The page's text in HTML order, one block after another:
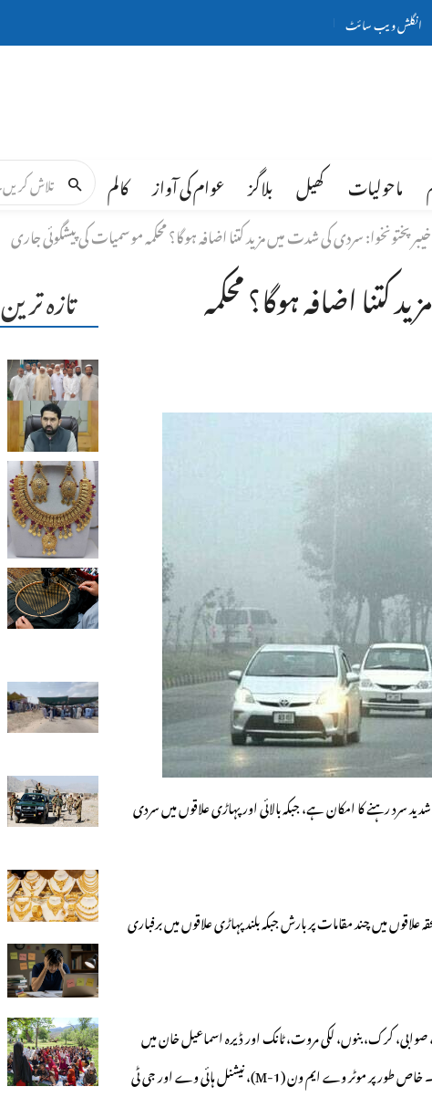
انگلش ویب سائٹ
ماحولیات کھیل بلاگز عوام کی آواز کالم
خیبر پختونخوا: سردی کی شدت میں مزید کتنا اضافہ ہوگا؟ محکمہ موسمیات کی پیشگوئی جاری
اضافہ ہوگا؟ محکمہ
رہنے کا امکان ہے، جبکہ بالائی اور پہاڑی علاقوں میں سردی
علاقوں میں چند مقامات پر بارش جبکہ بلند پہاڑی علاقوں میں برفباری
کرک، بنوں، لکی مروت، ٹانک اور ڈیرہ اسماعیل خان میں
صبح سویرے اور رات کے اوقات میں دھند چھائے رہنے کا خدشہ ہے۔ خاص طور پر موٹر وے ایم ون (M-1)، نیشنل ہائی وے اور جی ٹی
تازہ ترین